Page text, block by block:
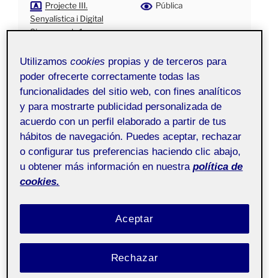
Projecte III.
Senyalística i Digital
Signage aula 1
Pública
En el 2014, Catalunya va participar l’Esdeveniment
Collaterali de la 14a Biennal d’Arquitectura de Venècia
amb un projecte comissariat per Josep Torrents i
Alegre: ‘Grafting Architecture’. Catalunya a Venècia.
Aquesta proposta, triada per un jurat a través d’una
competició pública de l’Institut Ramon Llull, pretén
mostrar el canvi paradigmàtic que té lloc en
l’arquitectura catalana contemporània, presentant
exemples d’una manera de fer coses que és capaç
La tècnica de Graftingés un procés que implica la
inserció d’una part d’un arbre amb un o més brots en la
branca o tronc d’un altre arbre, de manera que
Utilizamoscookies propias y de terceros para
poder ofrecerte correctamente todas las
funcionalidades del sitio web, con fines analíticos
y para mostrarte publicidad personalizada de
acuerdo con un perfil elaborado a partir de tus
hábitos de navegación. Puedes aceptar, rechazar
o configurar tus preferencias haciendo clic abajo,
u obtener más información en nuestra política de
cookies.
Rechazar
Aceptar